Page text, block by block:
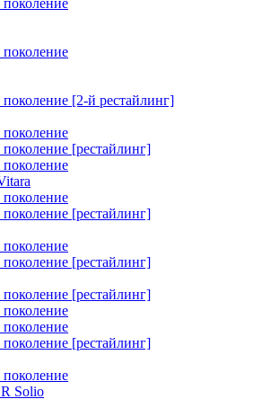
поколение
поколение
поколение [2-й рестайлинг]
поколение
поколение [рестайлинг]
поколение
поколение
поколение [рестайлинг]
поколение
поколение [рестайлинг]
поколение [рестайлинг]
поколение
поколение
поколение [рестайлинг]
поколение
Solio